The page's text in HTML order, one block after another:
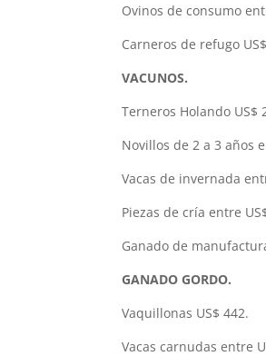
Ovinos de consumo
Carneros de refugo
VACUNOS.
Terneros Holando US$
Novillos de 2 a 3 años
Vacas de invernada
Piezas de cría entre
Ganado de
GANADO GORDO.
Vaquillonas US$ 442.
Vacas carnudas entre